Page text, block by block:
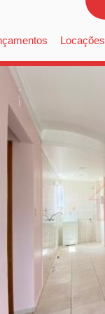
Locações